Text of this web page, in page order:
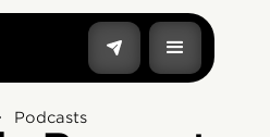
Podcasts